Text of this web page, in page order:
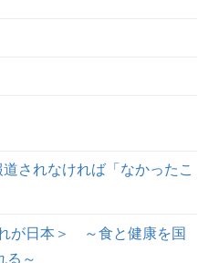
されなければ「なかったこ
が日本＞ ～食と健康を国
る～